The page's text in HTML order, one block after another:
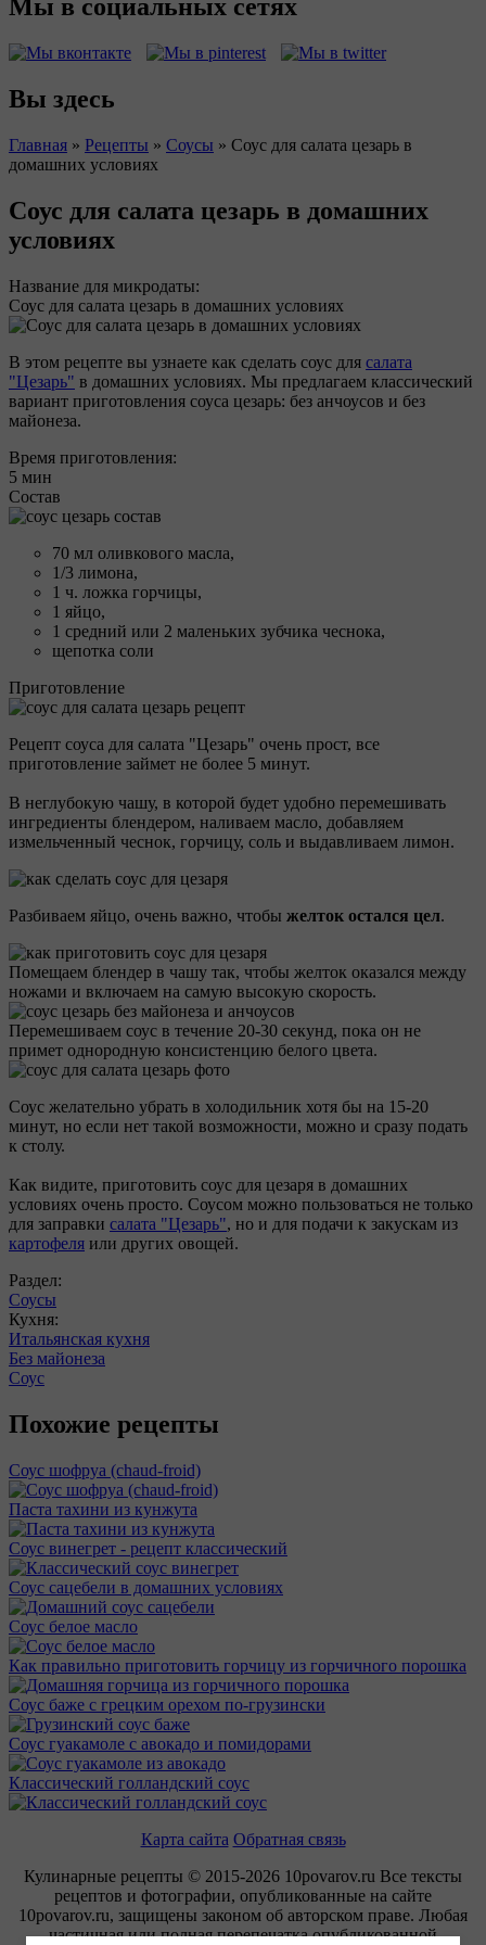
Мы в социальных сетях
Вы здесь
Главная » Рецепты » Соусы » Соус для салата цезарь в
домашних условиях
Соус для салата цезарь в домашних
условиях
Название для микродаты:
Соус для салата цезарь в домашних условиях
В этом рецепте вы узнаете как сделать соус для салата
"Цезарь" в домашних условиях. Мы предлагаем классический
вариант приготовления соуса цезарь: без анчоусов и без
майонеза.
Время приготовления:
5 мин
Состав
70 мл оливкового масла,
1/3 лимона,
1 ч. ложка горчицы,
1 яйцо,
1 средний или 2 маленьких зубчика чеснока,
щепотка соли
Приготовление
Рецепт соуса для салата "Цезарь" очень прост, все
приготовление займет не более 5 минут.
В неглубокую чашу, в которой будет удобно перемешивать
ингредиенты блендером, наливаем масло, добавляем
измельченный чеснок, горчицу, соль и выдавливаем лимон.
Разбиваем яйцо, очень важно, чтобы желток остался цел.
Помещаем блендер в чашу так, чтобы желток оказался между
ножами и включаем на самую высокую скорость.
Перемешиваем соус в течение 20-30 секунд, пока он не
примет однородную консистенцию белого цвета.
Соус желательно убрать в холодильник хотя бы на 15-20
минут, но если нет такой возможности, можно и сразу подать
к столу.
Как видите, приготовить соус для цезаря в домашних
условиях очень просто. Соусом можно пользоваться не только
для заправки салата "Цезарь", но и для подачи к закускам из
картофеля или других овощей.
Раздел:
Соусы
Кухня:
Итальянская кухня
Без майонеза
Соус
Похожие рецепты
Соус шофруа (chaud-froid)
Паста тахини из кунжута
Соус винегрет - рецепт классический
Соус сацебели в домашних условиях
Соус белое масло
Как правильно приготовить горчицу из горчичного порошка
Соус баже с грецким орехом по-грузински
Соус гуакамоле с авокадо и помидорами
Классический голландский соус
Карта сайта Обратная связь
Кулинарные рецепты © 2015-2026 10povarov.ru Все тексты
рецептов и фотографии, опубликованные на сайте
10povarov.ru, защищены законом об авторском праве. Любая
частичная или полная перепечатка опубликованной